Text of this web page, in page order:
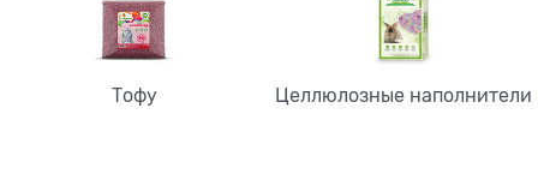
Тофу Целлюлозные наполнители